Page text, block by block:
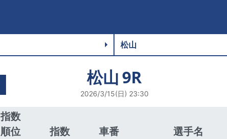
松山 9R
2026/3/15(日) 23:30
指数
順位
指数 車番
選手名